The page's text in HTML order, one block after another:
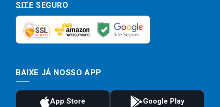
SITE SEGURO
BAIXE JÁ NOSSO APP